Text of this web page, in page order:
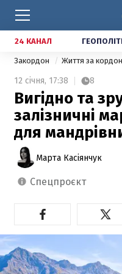
24 КАНАЛ
Закордон Життя за
12 січня, 17:38 8
Вигідно та
залізничні
для
Марта Касіянчук
спецпроєкт